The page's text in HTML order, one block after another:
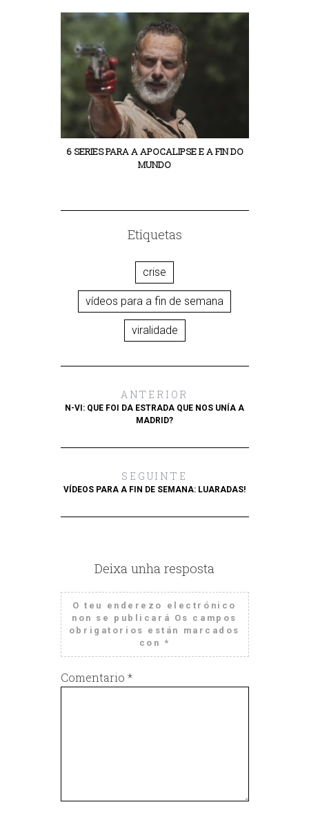
6 SERIES PARA A APOCALIPSE E A FIN DO
MUNDO
Etiquetas
crise
vídeos para a fin de semana
viralidade
ANTERIOR
N-VI: QUE FOI DA ESTRADA QUE NOS UNÍA A
MADRID?
SEGUINTE
VÍDEOS PARA A FIN DE SEMANA: LUARADAS!
Deixa unha resposta
O teu enderezo electrónico
non se publicará Os campos
obrigatorios están marcados
con *
Comentario *